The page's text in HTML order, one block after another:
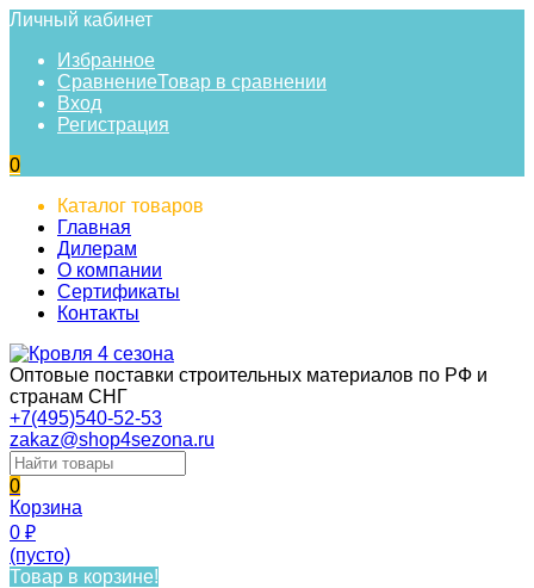
Личный кабинет
Избранное
СравнениеТовар в сравнении
Вход
Регистрация
0
Каталог товаров
Главная
Дилерам
О компании
Сертификаты
Контакты
Оптовые поставки строительных материалов по РФ и
странам СНГ
+7(495)540-52-53
zakaz@shop4sezona.ru
0
Корзина
0 ₽
(пусто)
Товар в корзине!